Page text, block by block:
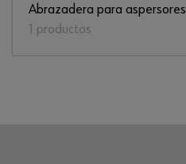
Abrazadera para aspersores
1 productos